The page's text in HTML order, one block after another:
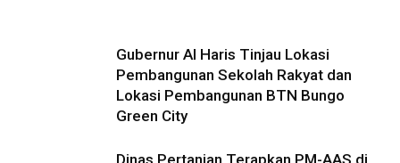
Gubernur Al Haris Tinjau Lokasi
Pembangunan Sekolah Rakyat dan
Lokasi Pembangunan BTN Bungo
Green City
Dinas Pertanian Terapkan PM-AAS di